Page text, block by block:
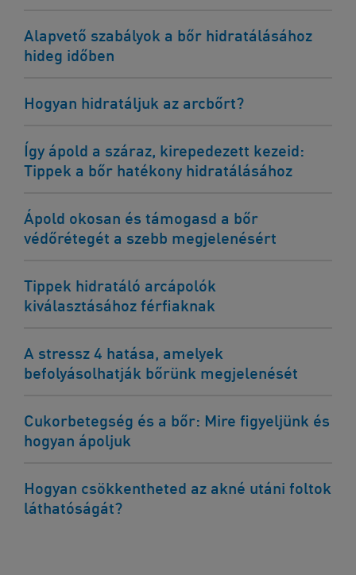
Alapvető szabályok a bőr hidratálásához
hideg időben
Hogyan hidratáljuk az arcbőrt?
Így ápold a száraz, kirepedezett kezeid:
Tippek a bőr hatékony hidratálásához
Ápold okosan és támogasd a bőr
védőrétegét a szebb megjelenésért
Tippek hidratáló arcápolók
kiválasztásához férfiaknak
A stressz 4 hatása, amelyek
befolyásolhatják bőrünk megjelenését
Cukorbetegség és a bőr: Mire figyeljünk és
hogyan ápoljuk
Hogyan csökkentheted az akné utáni foltok
láthatóságát?